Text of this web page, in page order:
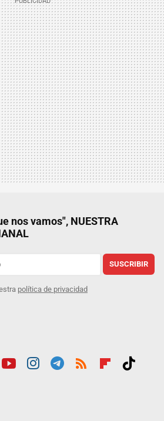
nos vamos", NUESTRA
SUSCRIBIR
política de privacidad